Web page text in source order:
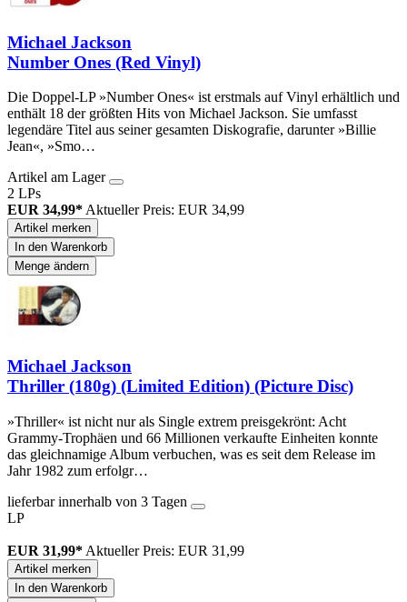
Michael Jackson
Number Ones (Red Vinyl)
Die Doppel-LP »Number Ones« ist erstmals auf Vinyl erhältlich und
enthält 18 der größten Hits von Michael Jackson. Sie umfasst
legendäre Titel aus seiner gesamten Diskografie, darunter »Billie
Jean«, »Smo…
Artikel am Lager
2 LPs
EUR 34,99*Aktueller Preis: EUR 34,99
Artikel merken
In den Warenkorb
Menge ändern
Michael Jackson
Thriller (180g) (Limited Edition) (Picture Disc)
»Thriller« ist nicht nur als Single extrem preisgekrönt: Acht
Grammy-Trophäen und 66 Millionen verkaufte Einheiten konnte
das gleichnamige Album verbuchen, was es seit dem Release im
Jahr 1982 zum erfolgr…
lieferbar innerhalb von 3 Tagen
LP
EUR 31,99* Aktueller Preis: EUR 31,99
Artikel merken
In den Warenkorb